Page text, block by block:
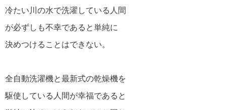
江原啓之の名言・格言
スティーブ・ジョブズの名言・格言
アインシュタインの名言・格言
冷たい川の水で洗濯している人間
が必ずしも不幸であると単純に
決めつけることはできない。
全自動洗濯機と最新式の乾燥機を
駆使している人間が幸福であると